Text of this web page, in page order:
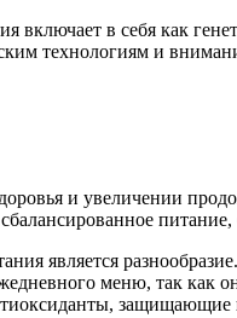
включает в себя как
технологиям и
и увеличении
является
меню, так как
защищающие